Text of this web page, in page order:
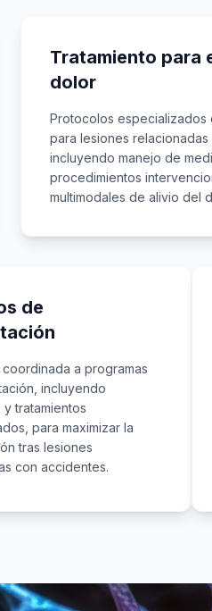
Tratamiento para
dolor
Protocolos especializados
para lesiones relacionadas
incluyendo manejo de
procedimientos
multimodales de alivio del
de
a programas
incluyendo
tratamientos
para maximizar la
tras lesiones
con accidentes.